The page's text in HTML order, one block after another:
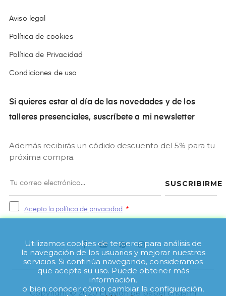
Aviso legal
Política de cookies
Política de Privacidad
Condiciones de uso
Si quieres estar al día de las novedades y de los
talleres presenciales, suscríbete a mi newsletter
Además recibirás un códido descuento del 5% para tu
próxima compra.
SUSCRIBIRME
Acepto la política de privacidad *
FacebookYouTubePinterestInstagram
Copyright © 2020 El avión de papel origami
Utilizamos cookies de terceros para análisis de
la navegación de los usuarios y mejorar nuestros
servicios. Si continúa navegando, consideramos
que acepta su uso. Puede obtener más
información,
o bien conocer cómo cambiar la configuración,